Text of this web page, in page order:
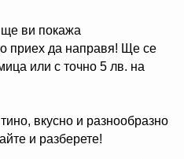
ви покажа
приех да направя! Ще се
или с точно 5 лв. на
вкусно и разнообразно
и разберете!